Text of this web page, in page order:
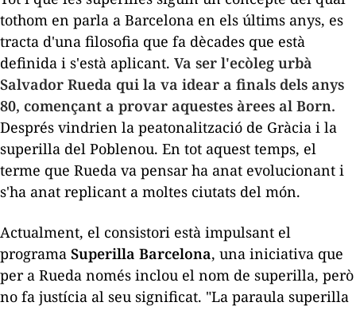
tothom en parla a Barcelona en els últims anys, es
tracta d'una filosofia que fa dècades que està
definida i s'està aplicant. Va ser l'ecòleg urbà
Salvador Rueda qui la va idear a finals dels anys
80, començant a provar aquestes àrees al Born.
Després vindrien la peatonalització de Gràcia i la
superilla del Poblenou. En tot aquest temps, el
terme que Rueda va pensar ha anat evolucionant i
s'ha anat replicant a moltes ciutats del món.
Actualment, el consistori està impulsant el
programa Superilla Barcelona, una iniciativa que
per a Rueda només inclou el nom de superilla, però
no fa justícia al seu significat. "La paraula superilla